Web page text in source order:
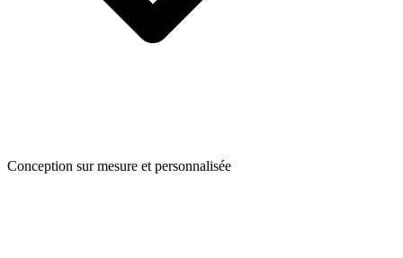
Conception sur mesure et personnalisée